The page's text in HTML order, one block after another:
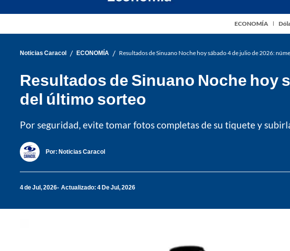
ECONOMÍA
Noticias Caracol / ECONOMÍA / Resultados de Sinuano Noche hoy sábado 4 de julio de 2026:
Resultados de Sinuano Noche hoy
del último sorteo
Por seguridad, evite tomar fotos completas de su tiquete y
Por: Noticias Caracol
4 de Jul, 2026 Actualizado: 4 De Jul, 2026